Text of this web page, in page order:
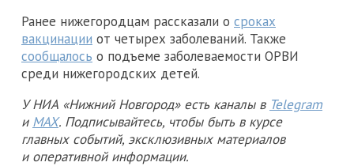
Ранее нижегородцам рассказали о сроках
вакцинации от четырех заболеваний. Также
сообщалось о подъеме заболеваемости ОРВИ
среди нижегородских детей.
У НИА «Нижний Новгород» есть каналы в Telegram
и MAX. Подписывайтесь, чтобы быть в курсе
главных событий, эксклюзивных материалов
и оперативной информации.